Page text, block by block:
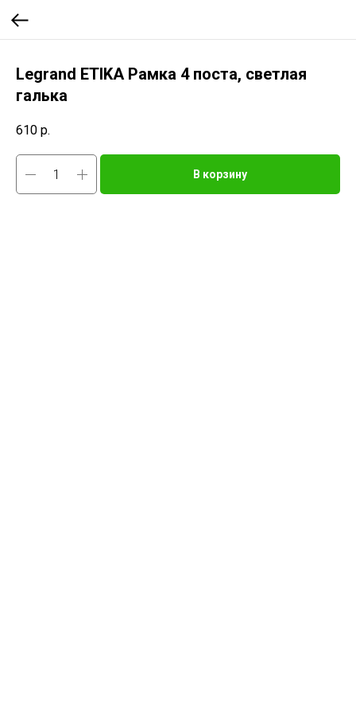
Legrand ETIKA Рамка 4 поста, светлая
галька
610 р.
В корзину